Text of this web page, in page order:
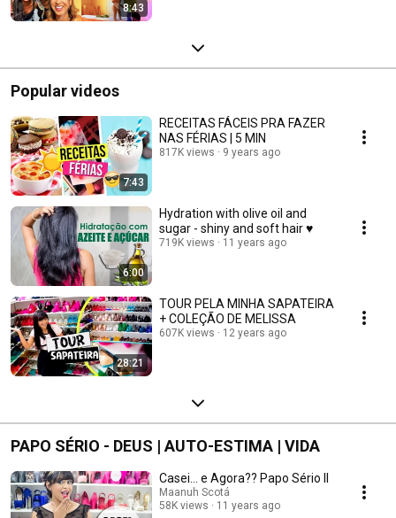
8:43
Popular videos
7:43
RECEITAS FÁCEIS PRA FAZER
NAS FÉRIAS | 5 MIN
817K views 9 years ago
6:00
Hydration with olive oil and
sugar - shiny and soft hair ♥
719K views 11 years ago
28:21
TOUR PELA MINHA SAPATEIRA
+ COLEÇÃO DE MELISSA
607K views 12 years ago
PAPO SÉRIO - DEUS | AUTO-ESTIMA | VIDA
Casei... e Agora?? Papo Sério II
Maanuh Scotá
58K views
11 years ago